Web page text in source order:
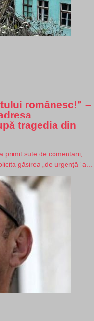
românesc!” –
tragedia din
primit sute de comentarii,
găsirea „de urgență” a...